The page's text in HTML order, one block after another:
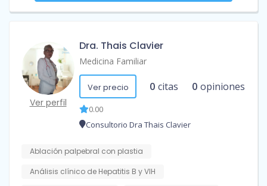
Ver perfil
Dra. Thais Clavier
Medicina Familiar
Ver precio 0 citas 0 opiniones
0.00
Consultorio Dra Thais Clavier
Ablación palpebral con plastia
Análisis clínico de Hepatitis B y VIH